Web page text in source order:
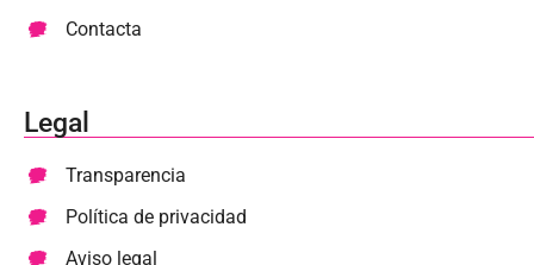
Contacta
Legal
Transparencia
Política de privacidad
Aviso legal